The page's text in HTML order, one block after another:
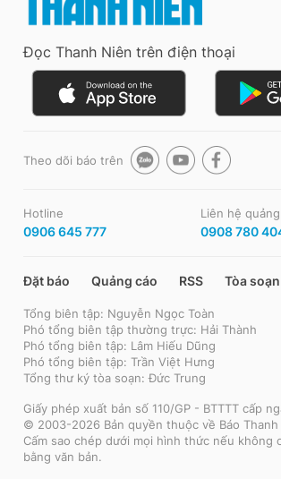
Đọc Thanh Niên trên điện thoại
Theo dõi báo trên
Hotline
0906 645 777
Liên hệ
0908 780
Đặt báo Quảng cáo RSS Tòa soạn
Tổng biên tập: Nguyễn Ngọc Toàn
Phó tổng biên tập thường trực: Hải Thành
Phó tổng biên tập: Lâm Hiếu Dũng
Phó tổng biên tập: Trần Việt Hưng
Tổng thư ký tòa soạn: Đức Trung
Giấy phép xuất bản số 110/GP - BTTTT cấp
© 2003-2026 Bản quyền thuộc về Báo Thanh
Cấm sao chép dưới mọi hình thức nếu không
bằng văn bản.